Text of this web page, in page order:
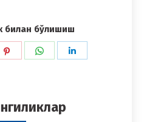
билан бўлишиш
Share
Share